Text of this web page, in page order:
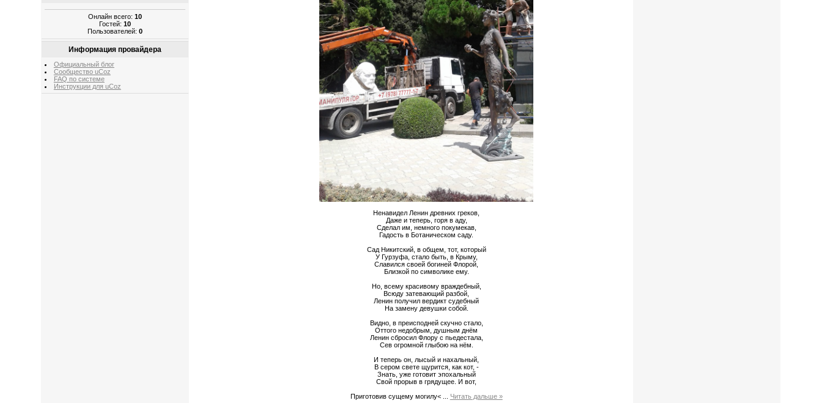
Онлайн всего:10
Гостей:10
Пользователей:0
Информация провайдера
Официальный блог
Сообщество uCoz
FAQ по системе
Инструкции для uCoz
Ненавидел Ленин древних греков,
Даже и теперь, горя в аду,
Сделал им, немного покумекав,
Гадость в Ботаническом саду.
Сад Никитский, в общем, тот, который
У Гурзуфа, стало быть, в Крыму,
Славился своей богиней Флорой,
Близкой по символике ему.
Но, всему красивому враждебный,
Всюду затевающий разбой,
Ленин получил вердикт судебный
На замену девушки собой.
Видно, в преисподней скучно стало,
Оттого недобрым, душным днём
Ленин сбросил Флору с пьедестала,
Сев огромной глыбою на нём.
И теперь он, лысый и нахальный,
В сером свете щурится, как кот, -
Знать, уже готовит эпохальный
Свой прорыв в грядущее. И вот,
Приготовив сущему могилу< ... Читать дальше »